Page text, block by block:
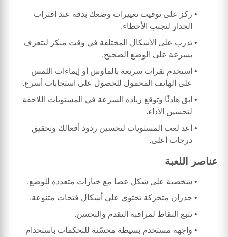
ركز على توقيت تغييرات وضعك بدقة عند اقتراب
الجدار لتجنب الأخطاء.
تدرب على الأشكال المختلفة في وقت مبكر لتتعرف
بسرعة على الوضع الصحيح.
استخدم نقرات سريعة بالماوس أو إيماءات اللمس
على الهاتف المحمول للحصول على استجابات أسرع.
ابق هادئًا وتوقع زيادة السرعة في المستويات اللاحقة
لتحسين الأداء.
أعد لعب المستويات لتحسين ردود أفعالك وتحقيق
درجات أعلى.
عناصر اللعبة
شخصية على شكل عصا مع خيارات متعددة للوضع.
جدران متحركة تحتوي على أشكال فتحات متنوعة.
تتبع النقاط لمراقبة التقدم والتحسن.
واجهة مستخدم بسيطة محسّنة للتحكمات باستخدام